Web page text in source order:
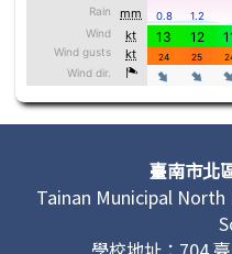
頁尾區域內容臺南市北
Tainan Municipal